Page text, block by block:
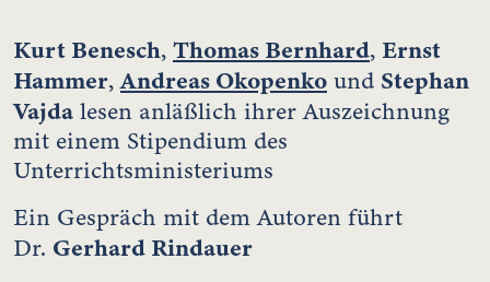
Kurt Benesch, Thomas Bernhard, Ernst
Hammer,Andreas Okopenko und Stephan
Vajda lesen anläßlich ihrer Auszeichnung
mit einem Stipendium des
Unterrichtsministeriums
Ein Gespräch mit dem Autoren führt
Dr. Gerhard Rindauer